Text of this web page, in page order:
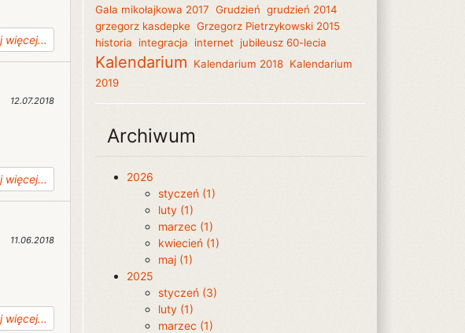
więcej...
12.07.2018
więcej...
11.06.2018
więcej...
Gala mikołajkowa 2017 Grudzień grudzień 2014
grzegorz kasdepke Grzegorz Pietrzykowski 2015
historia integracja internet jubileusz 60-lecia
Kalendarium Kalendarium 2018 Kalendarium
2019
Archiwum
2026
styczeń (1)
luty (1)
marzec (1)
kwiecień (1)
maj (1)
2025
styczeń (3)
luty (1)
marzec (1)